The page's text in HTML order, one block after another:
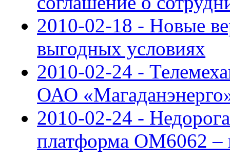
2010-02-18 - Новые
выгодных условиях
2010-02-24 -
ОАО
2010-02-24 -
платформа OM6062 –